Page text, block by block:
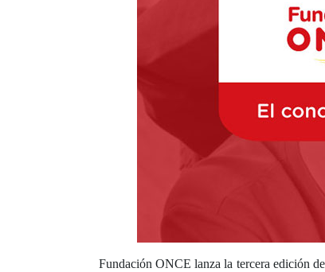
Fundación ONCE lanza la tercera edición de